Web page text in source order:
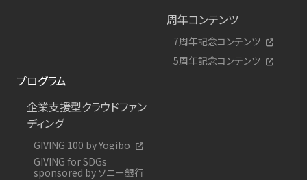
周年コンテンツ
7周年記念コンテンツ
5周年記念コンテンツ
プログラム
企業支援型クラウドファン
ディング
GIVING 100 by Yogibo
GIVING for SDGs
sponsored by ソニー銀行